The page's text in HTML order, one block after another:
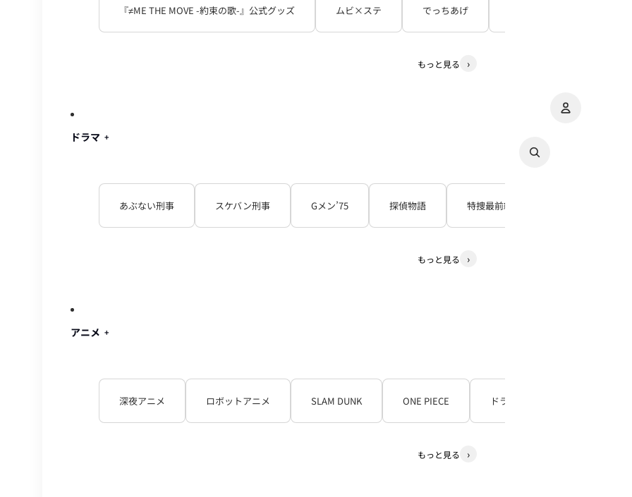
『≠ME THE MOVE -約束の歌-』公式グッズ ムビ×ステ でっちあげ
もっと見る
ドラマ
あぶない刑事 スケバン刑事 Gメン’75 探偵物語 特捜最前線
もっと見る
アニメ
深夜アニメ ロボットアニメ SLAM DUNK ONE PIECE ドラゴンボール
もっと見る